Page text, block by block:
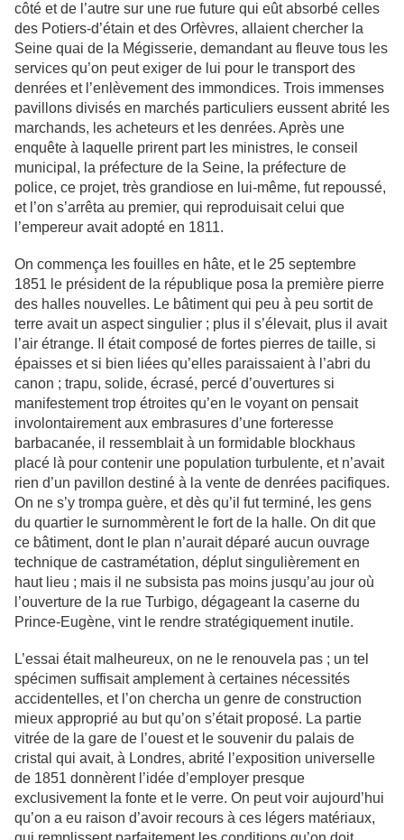
côté et de l’autre sur une rue future qui eût absorbé celles
des Potiers-d’étain et des Orfèvres, allaient chercher la
Seine quai de la Mégisserie, demandant au fleuve tous les
services qu’on peut exiger de lui pour le transport des
denrées et l’enlèvement des immondices. Trois immenses
pavillons divisés en marchés particuliers eussent abrité les
marchands, les acheteurs et les denrées. Après une
enquête à laquelle prirent part les ministres, le conseil
municipal, la préfecture de la Seine, la préfecture de
police, ce projet, très grandiose en lui-même, fut repoussé,
et l’on s’arrêta au premier, qui reproduisait celui que
l’empereur avait adopté en 1811.
On commença les fouilles en hâte, et le 25 septembre
1851 le président de la république posa la première pierre
des halles nouvelles. Le bâtiment qui peu à peu sortit de
terre avait un aspect singulier ; plus il s’élevait, plus il avait
l’air étrange. Il était composé de fortes pierres de taille, si
épaisses et si bien liées qu’elles paraissaient à l’abri du
canon ; trapu, solide, écrasé, percé d’ouvertures si
manifestement trop étroites qu’en le voyant on pensait
involontairement aux embrasures d’une forteresse
barbacanée, il ressemblait à un formidable blockhaus
placé là pour contenir une population turbulente, et n’avait
rien d’un pavillon destiné à la vente de denrées pacifiques.
On ne s’y trompa guère, et dès qu’il fut terminé, les gens
du quartier le surnommèrent le fort de la halle. On dit que
ce bâtiment, dont le plan n’aurait déparé aucun ouvrage
technique de castramétation, déplut singulièrement en
haut lieu ; mais il ne subsista pas moins jusqu’au jour où
l’ouverture de la rue Turbigo, dégageant la caserne du
Prince-Eugène, vint le rendre stratégiquement inutile.
L’essai était malheureux, on ne le renouvela pas ; un tel
spécimen suffisait amplement à certaines nécessités
accidentelles, et l’on chercha un genre de construction
mieux approprié au but qu’on s’était proposé. La partie
vitrée de la gare de l’ouest et le souvenir du palais de
cristal qui avait, à Londres, abrité l’exposition universelle
de 1851 donnèrent l’idée d’employer presque
exclusivement la fonte et le verre. On peut voir aujourd’hui
qu’on a eu raison d’avoir recours à ces légers matériaux,